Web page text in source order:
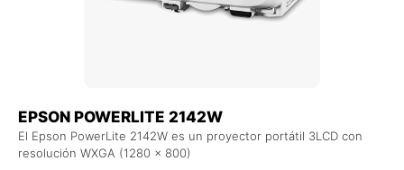
EPSON POWERLITE 2142W
El Epson PowerLite 2142W es un proyector portátil 3LCD con
resolución WXGA (1280 x 800)